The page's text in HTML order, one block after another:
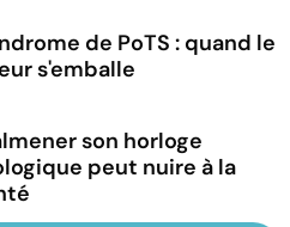
de PoTS : quand le
s'emballe
son horloge
peut nuire à la